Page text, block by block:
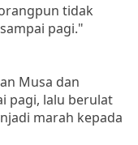
tidak
pagi."
Musa dan
pagi, lalu berulat
marah kepada